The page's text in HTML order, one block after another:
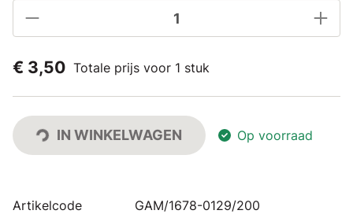
€ 3,50 Totale prijs voor 1 stuk
IN WINKELWAGEN Op voorraad
Artikelcode GAM/1678-0129/200